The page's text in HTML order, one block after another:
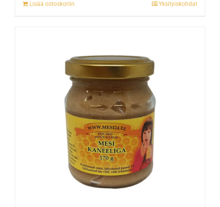
Lisää ostoskoriin Yksityiskohdat